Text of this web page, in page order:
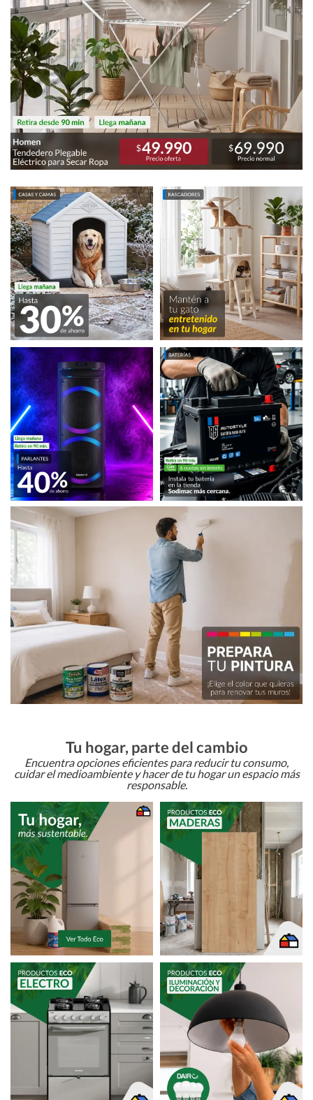
Tu hogar, parte del cambio
Encuentra opciones eficientes para reducir tu consumo,
cuidar el medioambiente y hacer de tu hogar un espacio más
responsable.